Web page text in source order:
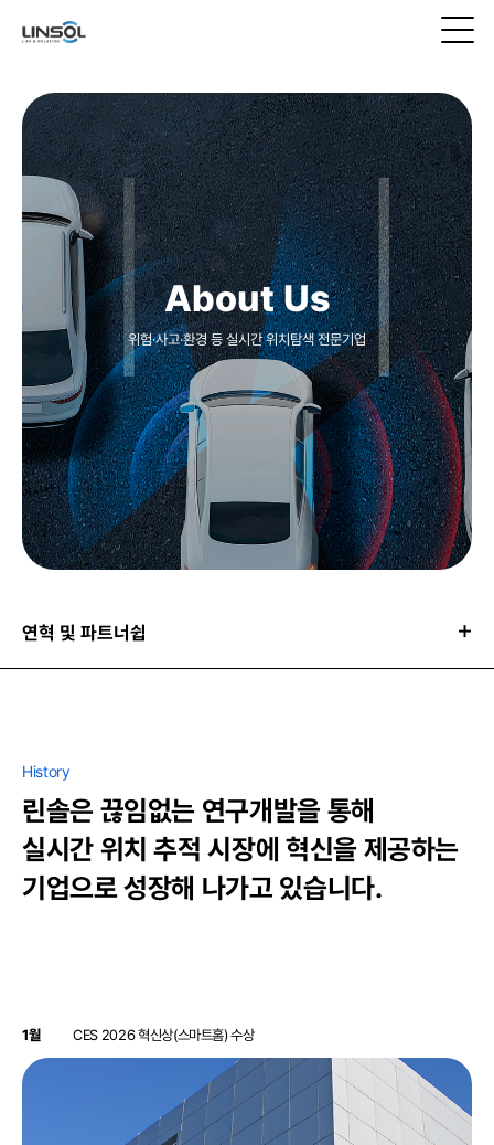
About Us
위험·사고·환경 등 실시간 위치탐색 전문기업
연혁 및 파트너쉽
History
린솔은 끊임없는 연구개발을 통해
실시간 위치 추적 시장에 혁신을 제공하는
기업으로 성장해 나가고 있습니다.
1월 CES 2026 혁신상(스마트홈) 수상